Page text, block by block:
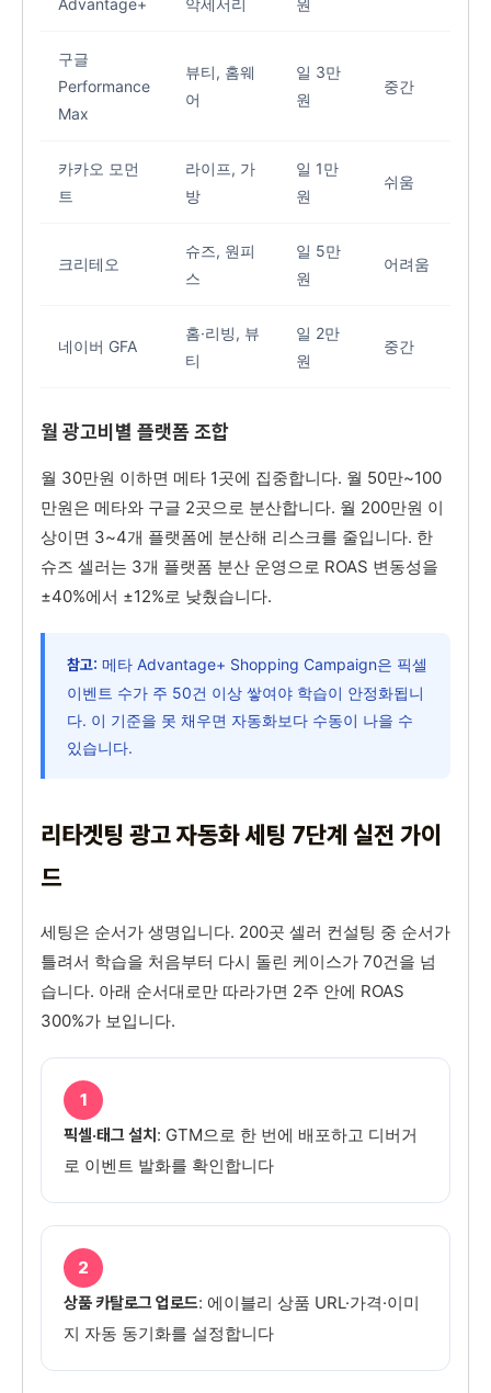
Advantage+
악세서리
원
구글
Performance
Max
뷰티, 홈웨
어
일 3만
원
중간
카카오 모먼
트
라이프, 가
방
일 1만
원
쉬움
크리테오
슈즈, 원피
스
일 5만
원
어려움
네이버 GFA
홈·리빙, 뷰
티
일 2만
원
중간
월 광고비별 플랫폼 조합
월 30만원 이하면 메타 1곳에 집중합니다. 월 50만~100
만원은 메타와 구글 2곳으로 분산합니다. 월 200만원 이
상이면 3~4개 플랫폼에 분산해 리스크를 줄입니다. 한
슈즈 셀러는 3개 플랫폼 분산 운영으로 ROAS 변동성을
±40%에서 ±12%로 낮췄습니다.
참고: 메타 Advantage+ Shopping Campaign은 픽셀
이벤트 수가 주 50건 이상 쌓여야 학습이 안정화됩니
다. 이 기준을 못 채우면 자동화보다 수동이 나을 수
있습니다.
리타겟팅 광고 자동화 세팅 7단계 실전 가이
드
세팅은 순서가 생명입니다. 200곳 셀러 컨설팅 중 순서가
틀려서 학습을 처음부터 다시 돌린 케이스가 70건을 넘
습니다. 아래 순서대로만 따라가면 2주 안에 ROAS
300%가 보입니다.
1
픽셀·태그 설치 : GTM으로 한 번에 배포하고 디버거
로 이벤트 발화를 확인합니다
2
상품 카탈로그 업로드: 에이블리 상품 URL·가격·이미
지 자동 동기화를 설정합니다